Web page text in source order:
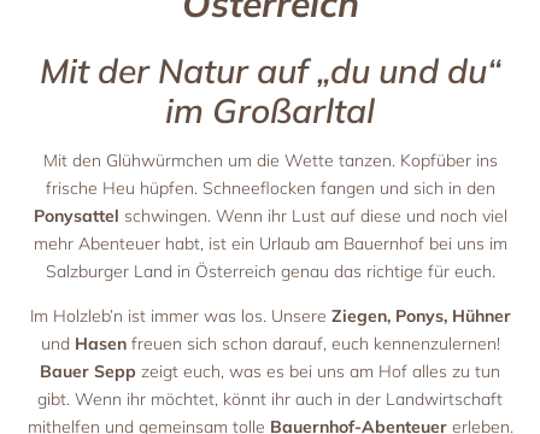
Die Ferienwohnungen
Preisliste
Aktuelles & Angebote
Aktuelles & Last-Minute
Bauernherbst
Ausflugsziele
Mit der Natur auf „du und du“
im Großarltal
Mit den Glühwürmchen um die Wette tanzen. Kopfüber ins
frische Heu hüpfen. Schneeflocken fangen und sich in den
Ponysattel schwingen. Wenn ihr Lust auf diese und noch viel
mehr Abenteuer habt, ist ein Urlaub am Bauernhof bei uns im
Salzburger Land in Österreich genau das richtige für euch.
Im Holzleb’n ist immer was los. Unsere Ziegen, Ponys, Hühner
und Hasenfreuen sich schon darauf, euch kennenzulernen!
Bauer Sepp zeigt euch, was es bei uns am Hof alles zu tun
gibt. Wenn ihr möchtet, könnt ihr auch in der Landwirtschaft
mithelfen und gemeinsam tolle Bauernhof-Abenteuererleben.